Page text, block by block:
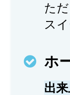
た
ス
ホ
出